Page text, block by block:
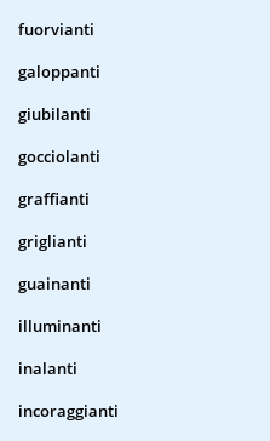
fuorvianti
galoppanti
giubilanti
gocciolanti
graffianti
griglianti
guainanti
illuminanti
inalanti
incoraggianti